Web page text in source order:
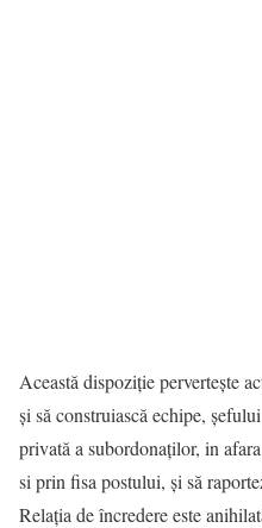
Această dispoziție pervertește
și să construiască echipe,
privată a subordonaților, in
si prin fisa postului, și să
Relația de încredere este